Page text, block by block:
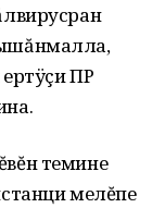
ертÿçи ПР
темине
мелĕпе